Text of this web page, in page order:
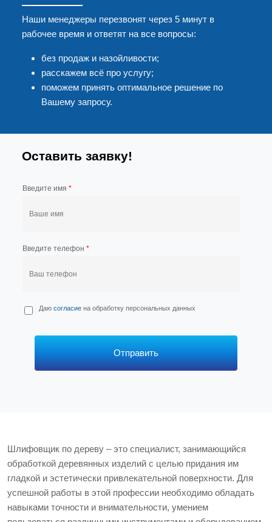
Наши менеджеры перезвонят через 5 минут в
рабочее время и ответят на все вопросы:
без продаж и назойливости;
расскажем всё про услугу;
поможем принять оптимальное решение по
Вашему запросу.
Оставить заявку!
Введите имя *
Введите телефон *
П
е
Даю согласиена обработку персональных данных
Отправить
Шлифовщик по дереву – это специалист, занимающийся
обработкой деревянных изделий с целью придания им
гладкой и эстетически привлекательной поверхности. Для
успешной работы в этой профессии необходимо обладать
навыками точности и внимательности, умением